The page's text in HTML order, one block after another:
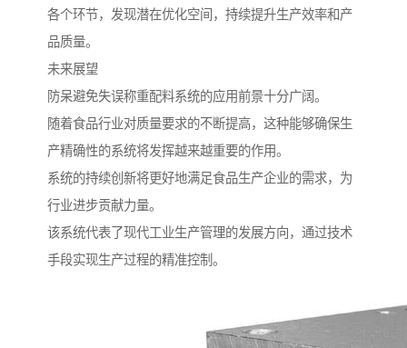
各个环节，发现潜在优化空间，持续提升生产效率和产
品质量。
未来展望
防呆避免失误称重配料系统的应用前景十分广阔。
随着食品行业对质量要求的不断提高，这种能够确保生
产精确性的系统将发挥越来越重要的作用。
系统的持续创新将更好地满足食品生产企业的需求，为
行业进步贡献力量。
该系统代表了现代工业生产管理的发展方向，通过技术
手段实现生产过程的精准控制。